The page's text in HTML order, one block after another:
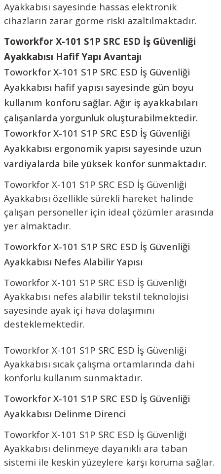
Ayakkabısı sayesinde hassas elektronik
cihazların zarar görme riski azaltılmaktadır.
Toworkfor X-101 S1P SRC ESD İş Güvenliği
Ayakkabısı Hafif Yapı Avantajı
Toworkfor X-101 S1P SRC ESD İş Güvenliği
Ayakkabısı hafif yapısı sayesinde gün boyu
kullanım konforu sağlar. Ağır iş ayakkabıları
çalışanlarda yorgunluk oluşturabilmektedir.
Toworkfor X-101 S1P SRC ESD İş Güvenliği
Ayakkabısı ergonomik yapısı sayesinde uzun
vardiyalarda bile yüksek konfor sunmaktadır.
Toworkfor X-101 S1P SRC ESD İş Güvenliği
Ayakkabısı özellikle sürekli hareket halinde
çalışan personeller için ideal çözümler arasında
yer almaktadır.
Toworkfor X-101 S1P SRC ESD İş Güvenliği
Ayakkabısı Nefes Alabilir Yapısı
Toworkfor X-101 S1P SRC ESD İş Güvenliği
Ayakkabısı nefes alabilir tekstil teknolojisi
sayesinde ayak içi hava dolaşımını
desteklemektedir.
Toworkfor X-101 S1P SRC ESD İş Güvenliği
Ayakkabısı sıcak çalışma ortamlarında dahi
konforlu kullanım sunmaktadır.
Toworkfor X-101 S1P SRC ESD İş Güvenliği
Ayakkabısı Delinme Direnci
Toworkfor X-101 S1P SRC ESD İş Güvenliği
Ayakkabısı delinmeye dayanıklı ara taban
sistemi ile keskin yüzeylere karşı koruma sağlar.